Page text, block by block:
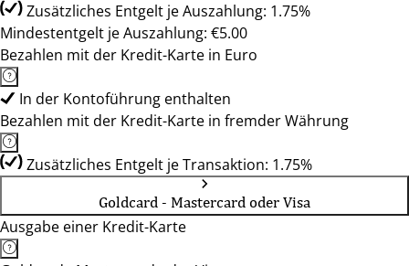
Zusätzliches Entgelt je Auszahlung: 1.75%
Mindestentgelt je Auszahlung: €5.00
Bezahlen mit der Kredit-Karte in Euro
In der Kontoführung enthalten
Bezahlen mit der Kredit-Karte in fremder Währung
Zusätzliches Entgelt je Transaktion: 1.75%
Goldcard - Mastercard oder Visa
Ausgabe einer Kredit-Karte